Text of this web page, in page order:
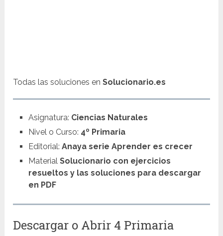
Todas las soluciones enSolucionario.es
Asignatura: Ciencias Naturales
Nivel o Curso: 4º Primaria
Editorial: Anaya serie Aprender es crecer
Material Solucionario con ejercicios
resueltos y las soluciones para descargar
en PDF
Descargar o Abrir 4 Primaria